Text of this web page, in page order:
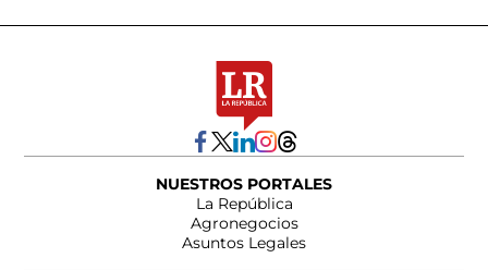
NUESTROS PORTALES
La República
Agronegocios
Asuntos Legales